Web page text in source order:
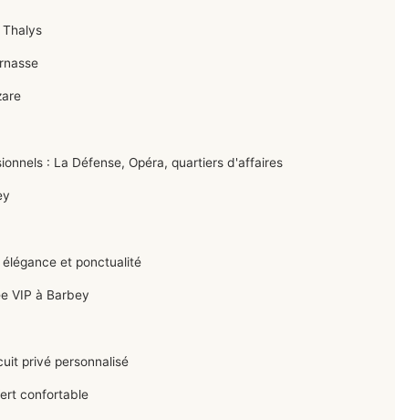
: La Défense, Opéra, quartiers d'affaires
et ponctualité
VIP à Barbey
privé personnalisé
confortable